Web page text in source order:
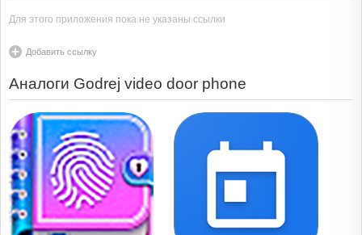
Для этого приложения пока не указаны ссылки
Добавить ссылку
Аналоги Godrej video door phone